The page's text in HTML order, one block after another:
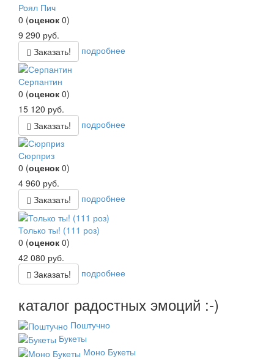
Роял Пич
0 (оценок 0)
9 290 руб.
Заказать!
подробнее
Серпантин
0 (оценок 0)
15 120 руб.
Заказать!
подробнее
Сюрприз
0 (оценок 0)
4 960 руб.
Заказать!
подробнее
Только ты! (111 роз)
0 (оценок 0)
42 080 руб.
Заказать!
подробнее
каталог радостных эмоций :-)
Поштучно
Букеты
Моно Букеты